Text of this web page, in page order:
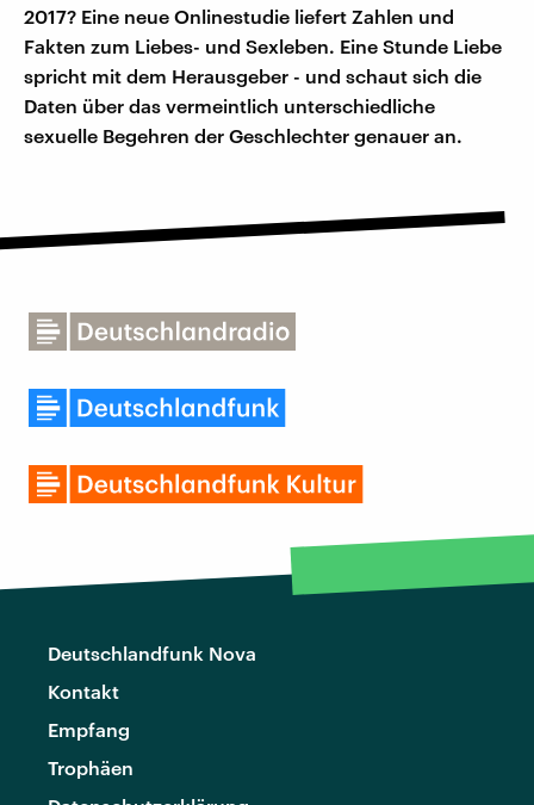
2017? Eine neue Onlinestudie liefert Zahlen und
Fakten zum Liebes- und Sexleben. Eine Stunde Liebe
spricht mit dem Herausgeber - und schaut sich die
Daten über das vermeintlich unterschiedliche
sexuelle Begehren der Geschlechter genauer an.
Deutschlandfunk Nova
Kontakt
Empfang
Trophäen